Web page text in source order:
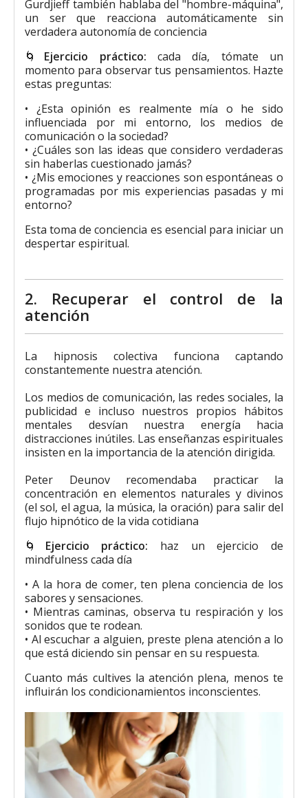
Gurdjieff también hablaba del "hombre-máquina",
un ser que reacciona automáticamente sin
verdadera autonomía de conciencia
🌀 Ejercicio práctico: cada día, tómate un
momento para observar tus pensamientos. Hazte
estas preguntas:
• ¿Esta opinión es realmente mía o he sido
influenciada por mi entorno, los medios de
comunicación o la sociedad?
• ¿Cuáles son las ideas que considero verdaderas
sin haberlas cuestionado jamás?
• ¿Mis emociones y reacciones son espontáneas o
programadas por mis experiencias pasadas y mi
entorno?
Esta toma de conciencia es esencial para iniciar un
despertar espiritual.
2. Recuperar el control de la
atención
La hipnosis colectiva funciona captando
constantemente nuestra atención.
Los medios de comunicación, las redes sociales, la
publicidad e incluso nuestros propios hábitos
mentales desvían nuestra energía hacia
distracciones inútiles. Las enseñanzas espirituales
insisten en la importancia de la atención dirigida.
Peter Deunov recomendaba practicar la
concentración en elementos naturales y divinos
(el sol, el agua, la música, la oración) para salir del
flujo hipnótico de la vida cotidiana
🌀 Ejercicio práctico: haz un ejercicio de
mindfulness cada día
• A la hora de comer, ten plena conciencia de los
sabores y sensaciones.
• Mientras caminas, observa tu respiración y los
sonidos que te rodean.
• Al escuchar a alguien, preste plena atención a lo
que está diciendo sin pensar en su respuesta.
Cuanto más cultives la atención plena, menos te
influirán los condicionamientos inconscientes.